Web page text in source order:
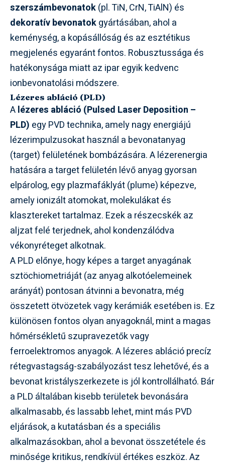
szerszámbevonatok(pl. TiN, CrN, TiAlN) és
dekoratív bevonatokgyártásában, ahol a
keménység, a kopásállóság és az esztétikus
megjelenés egyaránt fontos. Robusztussága és
hatékonysága miatt az ipar egyik kedvenc
ionbevonatolási módszere.
Lézeres abláció (PLD)
Alézeres abláció (Pulsed Laser Deposition –
PLD) egy PVD technika, amely nagy energiájú
lézerimpulzusokat használ a bevonatanyag
(target) felületének bombázására. A lézerenergia
hatására a target felületén lévő anyag gyorsan
elpárolog, egy plazmafáklyát (plume) képezve,
amely ionizált atomokat, molekulákat és
klasztereket tartalmaz. Ezek a részecskék az
aljzat felé terjednek, ahol kondenzálódva
vékonyréteget alkotnak.
A PLD előnye, hogy képes a target anyagának
sztöchiometriáját (az anyag alkotóelemeinek
arányát) pontosan átvinni a bevonatra, még
összetett ötvözetek vagy kerámiák esetében is. Ez
különösen fontos olyan anyagoknál, mint a magas
hőmérsékletű szupravezetők vagy
ferroelektromos anyagok. A lézeres abláció precíz
rétegvastagság-szabályozást tesz lehetővé, és a
bevonat kristályszerkezete is jól kontrollálható. Bár
a PLD általában kisebb területek bevonására
alkalmasabb, és lassabb lehet, mint más PVD
eljárások, a kutatásban és a speciális
alkalmazásokban, ahol a bevonat összetétele és
minősége kritikus, rendkívül értékes eszköz. Az